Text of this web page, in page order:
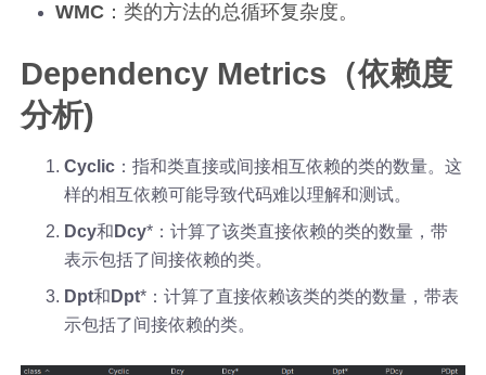
WMC ：类的方法的总循环复杂度。
Dependency Metrics （依赖度
分析)
Cyclic ：指和类直接或间接相互依赖的类的数量。这
样的相互依赖可能导致代码难以理解和测试。
Dcy和 Dcy*：计算了该类直接依赖的类的数量，带
表示包括了间接依赖的类。
Dpt和 Dpt*：计算了直接依赖该类的类的数量，带表
示包括了间接依赖的类。